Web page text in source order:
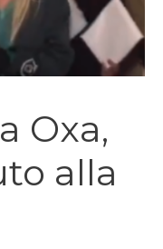
Oxa,
alla